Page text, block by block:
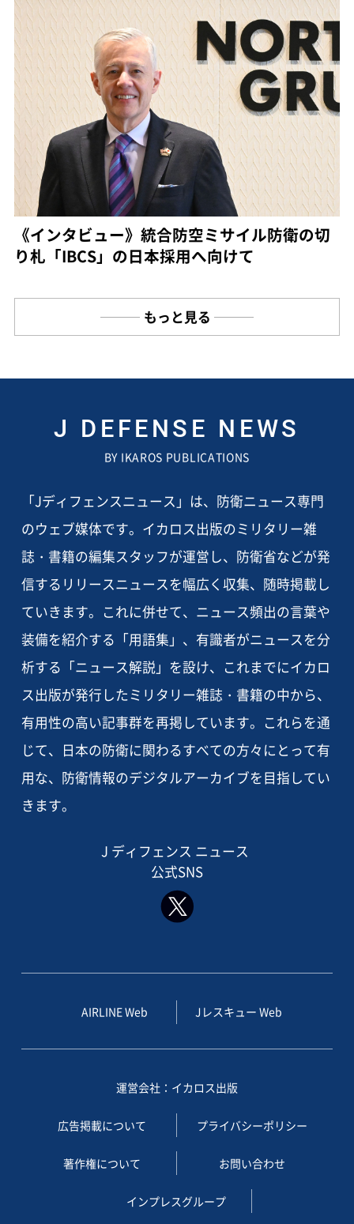
《インタビュー》統合防空ミサイル防衛の切
り札「IBCS」の日本採用へ向けて
もっと見る
J DEFENSE NEWS
BY IKAROS PUBLICATIONS
「Jディフェンスニュース」は、防衛ニュース専門
のウェブ媒体です。イカロス出版のミリタリー雑
誌・書籍の編集スタッフが運営し、防衛省などが発
信するリリースニュースを幅広く収集、随時掲載し
ていきます。これに併せて、ニュース頻出の言葉や
装備を紹介する「用語集」、有識者がニュースを分
析する「ニュース解説」を設け、これまでにイカロ
ス出版が発行したミリタリー雑誌・書籍の中から、
有用性の高い記事群を再掲しています。これらを通
じて、日本の防衛に関わるすべての方々にとって有
用な、防衛情報のデジタルアーカイブを目指してい
きます。
J ディフェンス ニュース
公式SNS
AIRLINE Web Jレスキュー Web
運営会社：イカロス出版
広告掲載について プライバシーポリシー
著作権について お問い合わせ
インプレスグループ